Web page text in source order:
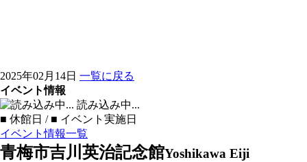
2025年02月14日 一覧に戻る
イベント情報
読み込み中...
■ 休館日 / ■ イベント実施日
イベント情報一覧
青梅市吉川英治記念館Yoshikawa Eiji